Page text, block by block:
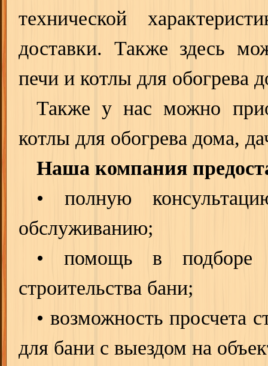
технической
доставки. Также здесь
печи и котлы для обогрева
Также у нас можно
котлы для обогрева дома,
Наша компания
• полную
обслуживанию;
• помощь в подборе
строительства бани;
• возможность просчета
для бани с выездом на